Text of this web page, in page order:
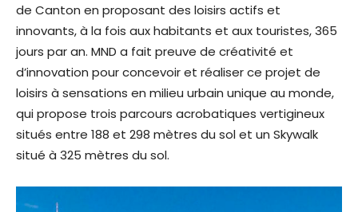
de Canton en proposant des loisirs actifs et
innovants, à la fois aux habitants et aux touristes, 365
jours par an. MND a fait preuve de créativité et
d’innovation pour concevoir et réaliser ce projet de
loisirs à sensations en milieu urbain unique au monde,
qui propose trois parcours acrobatiques vertigineux
situés entre 188 et 298 mètres du sol et un Skywalk
situé à 325 mètres du sol.